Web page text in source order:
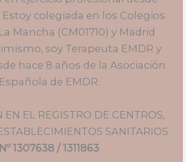
Estoy colegiada en los Colegios
Mancha (CM01710) y Madrid
soy Terapeuta EMDR y
hace 8 años de la Asociación
Española de EMDR.
EN EL REGISTRO DE CENTROS,
SANITARIOS
Nº 1307638 / 1311863